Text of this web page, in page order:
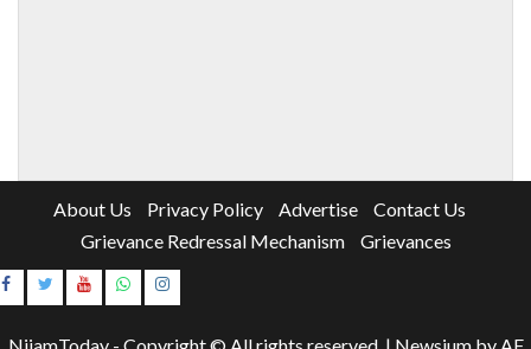
About Us Privacy Policy Advertise
Contact Us
Grievance Redressal Mechanism
Grievances
Instagram